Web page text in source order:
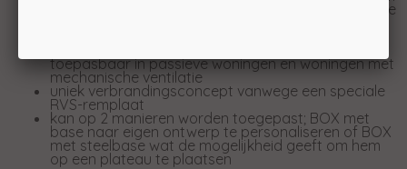
dikke vermiculiet plaat die tevens zorgt voor isolatie
toepasbaar in passieve woningen en woningen met
mechanische ventilatie
uniek verbrandingsconcept vanwege een speciale
RVS-remplaat
kan op 2 manieren worden toegepast; BOX met
base naar eigen ontwerp te personaliseren of BOX
met steelbase wat de mogelijkheid geeft om hem
op een plateau te plaatsen